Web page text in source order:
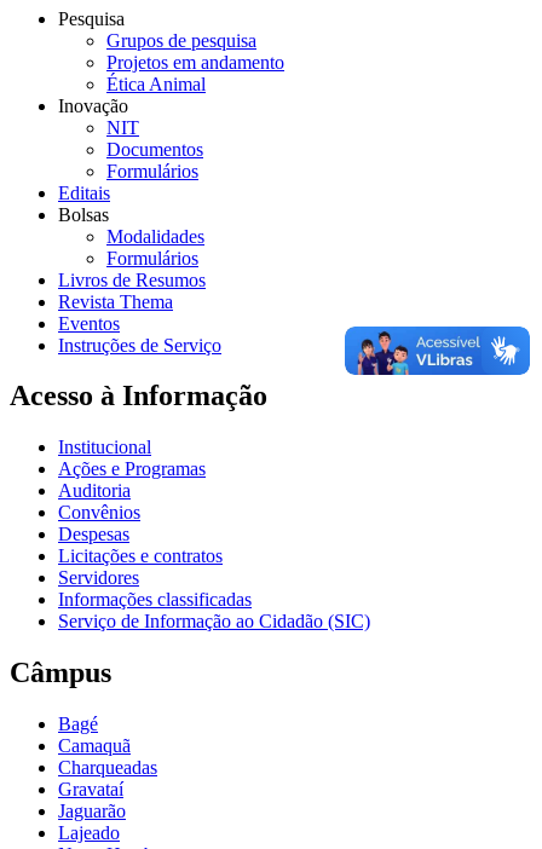
Pesquisa
Grupos de pesquisa
Projetos em andamento
Ética Animal
Inovação
NIT
Documentos
Formulários
Editais
Bolsas
Modalidades
Formulários
Livros de Resumos
Revista Thema
Eventos
Instruções de Serviço
Acesso à Informação
Institucional
Ações e Programas
Auditoria
Convênios
Despesas
Licitações e contratos
Servidores
Informações classificadas
Serviço de Informação ao Cidadão (SIC)
Câmpus
Bagé
Camaquã
Charqueadas
Gravataí
Jaguarão
Lajeado